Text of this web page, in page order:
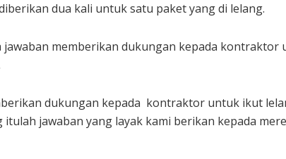
dua kali untuk satu paket yang di lelang.
jawaban memberikan dukungan kepada kontraktor
dukungan kepada kontraktor untuk ikut
jawaban yang layak kami berikan kepada